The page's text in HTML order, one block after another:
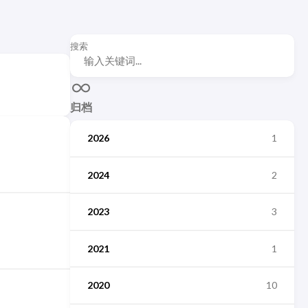
搜索
归档
2026 1
2024 2
2023 3
2021 1
2020 10